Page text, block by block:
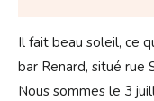
Il fait beau soleil, ce
bar Renard, situé rue
Nous sommes le 3